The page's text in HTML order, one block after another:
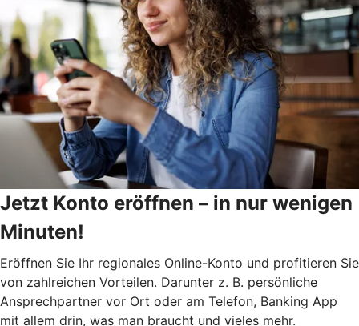
Jetzt Konto eröffnen – in nur wenigen
Minuten!
Eröffnen Sie Ihr regionales Online-Konto und profitieren Sie
von zahlreichen Vorteilen. Darunter z. B. persönliche
Ansprechpartner vor Ort oder am Telefon, Banking App
mit allem drin, was man braucht und vieles mehr.